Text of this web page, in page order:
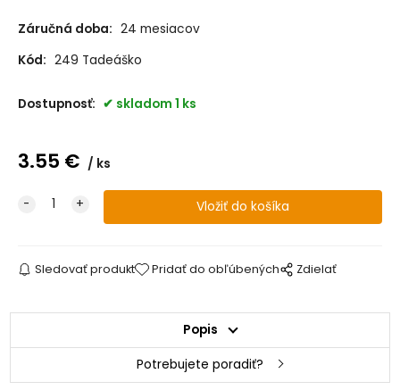
Záručná doba: 24 mesiacov
Kód: 249 Tadeáško
Dostupnosť: skladom 1 ks
3.55 € ks
Sledovať produkt Pridať do obľúbených Zdielať
Popis
Potrebujete poradiť?